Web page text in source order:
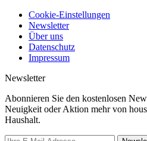
Cookie-Einstellungen
Newsletter
Über uns
Datenschutz
Impressum
Newsletter
Abonnieren Sie den kostenlosen
Neuigkeit oder Aktion mehr von
Haushalt.